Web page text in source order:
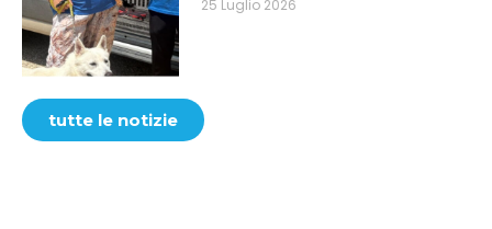
25 Luglio 2026
tutte le notizie